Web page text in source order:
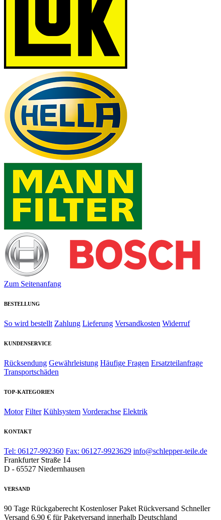
Zum Seitenanfang
BESTELLUNG
So wird bestellt Zahlung Lieferung Versandkosten Widerruf
KUNDENSERVICE
Rücksendung Gewährleistung Häufige Fragen Ersatzteilanfrage
Transportschäden
TOP-KATEGORIEN
Motor Filter Kühlsystem Vorderachse Elektrik
KONTAKT
Tel: 06127-992360 Fax: 06127-9923629 info@schlepper-teile.de
Frankfurter Straße 14
D - 65527 Niedernhausen
VERSAND
90 Tage Rückgaberecht Kostenloser Paket Rückversand Schneller
Versand 6,90 € für Paketversand innerhalb Deutschland